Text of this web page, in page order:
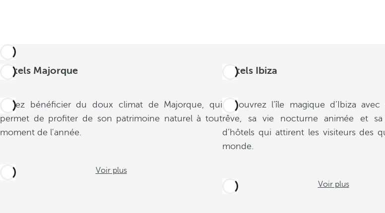
Hôtels Majorque
Venez bénéficier du doux climat de Majorque, qui
permet de profiter de son patrimoine naturel à tout
moment de l'année.
Voir plus
Hôtels Ibiza
Découvrez l’île magique d’Ibiza
rêve, sa vie nocturne animée et sa
d’hôtels qui attirent les visiteurs des
monde.
Voir plus